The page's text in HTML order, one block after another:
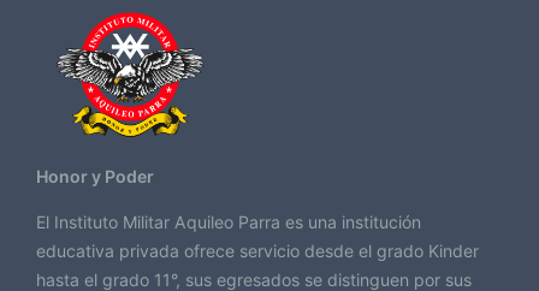
Honor y Poder
El Instituto Militar Aquileo Parra es una institución
educativa privada ofrece servicio desde el grado Kinder
hasta el grado 11°, sus egresados se distinguen por sus